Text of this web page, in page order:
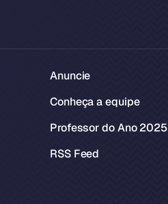
Anuncie
Conheça a equipe
Professor do Ano 2025
RSS Feed